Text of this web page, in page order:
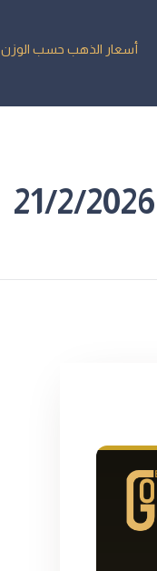
أسعار الذهب حسب الوزن